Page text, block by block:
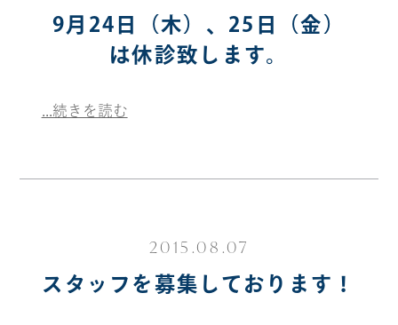
9月24日（木）、25日（金）
は休診致します。
...続きを読む
2015.08.07
スタッフを募集しております！